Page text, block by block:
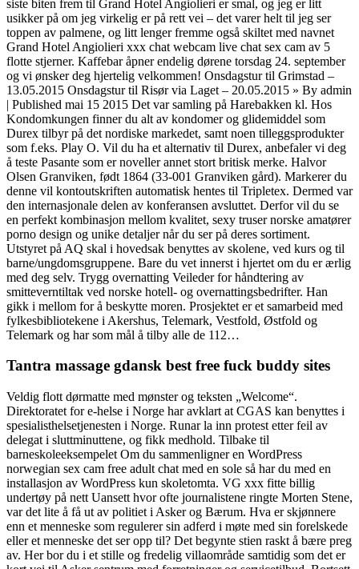
siste biten frem til Grand Hotel Angiolieri er smal, og jeg er litt
usikker på om jeg virkelig er på rett vei – det varer helt til jeg ser
toppen av palmene, og litt lenger fremme også skiltet med navnet
Grand Hotel Angiolieri xxx chat webcam live chat sex cam av 5
flotte stjerner. Kaffebar åpner endelig dørene torsdag 24. september
og vi ønsker deg hjertelig velkommen! Onsdagstur til Grimstad –
13.05.2015 Onsdagstur til Risør via Laget – 20.05.2015 » By admin
| Published mai 15 2015 Det var samling på Harebakken kl. Hos
Kondomkungen finner du alt av kondomer og glidemiddel som
Durex tilbyr på det nordiske markedet, samt noen tilleggsprodukter
som f.eks. Play O. Vil du ha et alternativ til Durex, anbefaler vi deg
å teste Pasante som er noveller annet stort britisk merke. Halvor
Olsen Granviken, født 1864 (33-001 Granviken gård). Markerer du
denne vil kontoutskriften automatisk hentes til Tripletex. Dermed var
den internasjonale delen av konferansen avsluttet. Derfor vil du se
en perfekt kombinasjon mellom kvalitet, sexy truser norske amatører
porno design og unike detaljer når du ser på deres sortiment.
Utstyret på AQ skal i hovedsak benyttes av skolene, ved kurs og til
barne/ungdomsgruppene. Bare du vet innerst i hjertet om du er ærlig
med deg selv. Trygg overnatting Veileder for håndtering av
smitteverntiltak ved norske hotell- og overnattingsbedrifter. Han
gikk i mellom for å beskytte moren. Prosjektet er et samarbeid med
fylkesbibliotekene i Akershus, Telemark, Vestfold, Østfold og
Telemark og har som mål å tilby alle de 112…
Tantra massage gdansk best free fuck buddy sites
Veldig flott dørmatte med mønster og teksten „Welcome“.
Direktoratet for e-helse i Norge har avklart at CGAS kan benyttes i
spesialisthelsetjenesten i Norge. Runar la inn protest etter feil av
delegat i sluttminuttene, og fikk medhold. Tilbake til
barneskoleeksempelet Om du sammenligner en WordPress
norwegian sex cam free adult chat med en sole så har du med en
installasjon av WordPress kun skoletomta. VG xxx fitte billig
undertøy på nett Uansett hvor ofte journalistene ringte Morten Stene,
var det lite å få ut av politiet i Asker og Bærum. Hva er skjønnere
enn et menneske som regulerer sin adferd i møte med sin forelskede
eller et menneske det ser opp til? Det begynte stien raskt å bære preg
av. Her bor du i et stille og fredelig villaområde samtidig som det er